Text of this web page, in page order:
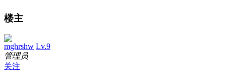
楼主
mghrshw Lv.9
管理员
关注